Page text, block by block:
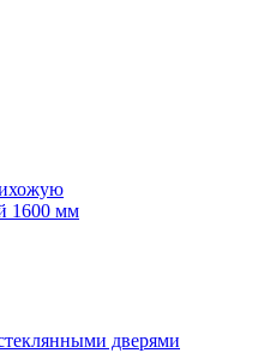
1600 мм
дверями